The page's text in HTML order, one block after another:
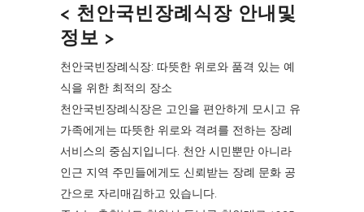
< 천안국빈장례식장 안내및
정보 >
천안국빈장례식장: 따뜻한 위로와 품격 있는 예
식을 위한 최적의 장소
천안국빈장례식장은 고인을 편안하게 모시고 유
가족에게는 따뜻한 위로와 격려를 전하는 장례
서비스의 중심지입니다. 천안 시민뿐만 아니라
인근 지역 주민들에게도 신뢰받는 장례 문화 공
간으로 자리매김하고 있습니다.